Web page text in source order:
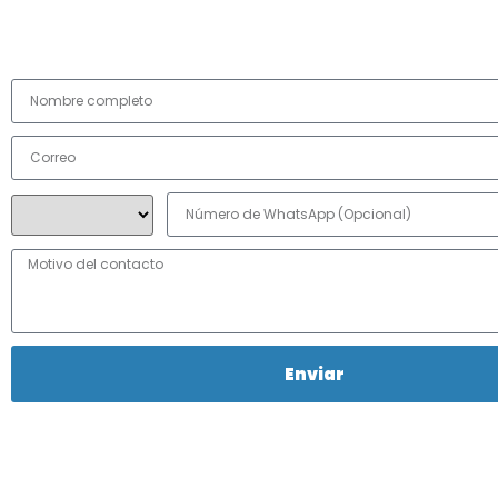
Enviar